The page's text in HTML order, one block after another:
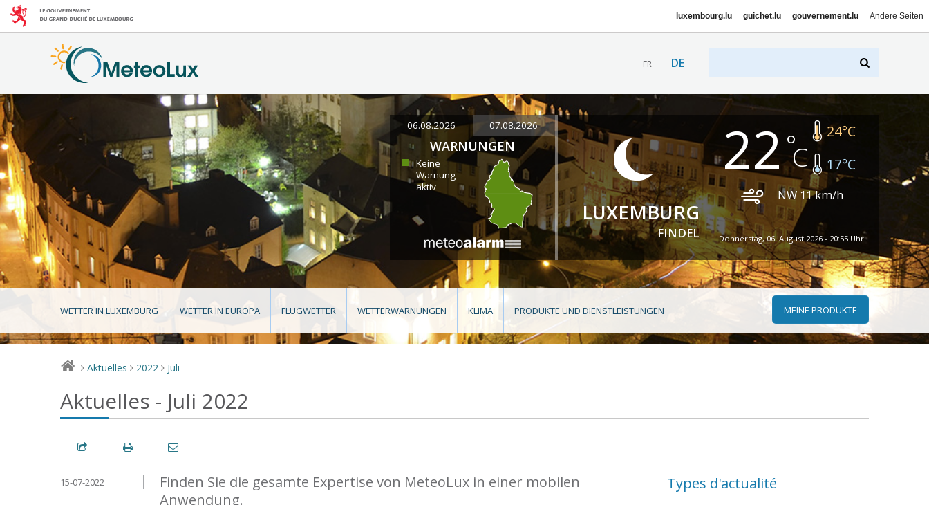
luxembourg.lu guichet.lu gouvernement.lu Andere Seiten
FR DE
06.08.2026 07.08.2026
WARNUNGEN
Keine
Warnung
aktiv
LUXEMBURG
FINDEL
22 24°C
17°C
NW 11km/h
Donnerstag, 06. August 2026 - 20:55 Uhr
WETTER IN LUXEMBURG WETTER IN EUROPA FLUGWETTER WETTERWARNUNGEN KLIMA PRODUKTE UND DIENSTLEISTUNGEN MEINE PRODUKTE
> Aktuelles > 2022 > Juli
Aktuelles - Juli 2022
Finden Sie die gesamte Expertise von MeteoLux in einer mobilen
Anwendung.
15-07-2022 Types d'actualité